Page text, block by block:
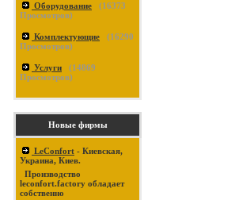
Оборудование (16373
Просмотров)
Комплектующие (16290
Просмотров)
Услуги (14869
Просмотров)
Новые фирмы
LeConfort - Киевская,
Украина, Киев.
Производство
leconfort.factory обладает
собственно